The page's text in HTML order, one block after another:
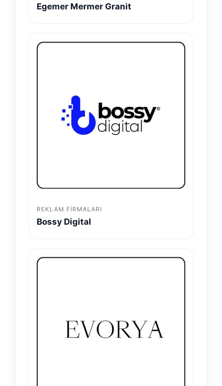
Egemer Mermer Granit
REKLAM FIRMALARI
Bossy Digital